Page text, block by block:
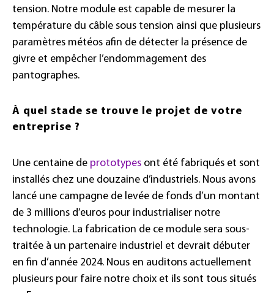
tension. Notre module est capable de mesurer la
température du câble sous tension ainsi que plusieurs
paramètres météos afin de détecter la présence de
givre et empêcher l’endommagement des
pantographes.
À quel stade se trouve le projet de votre
entreprise ?
Une centaine de prototypes ont été fabriqués et sont
installés chez une douzaine d’industriels. Nous avons
lancé une campagne de levée de fonds d’un montant
de 3 millions d’euros pour industrialiser notre
technologie. La fabrication de ce module sera sous-
traitée à un partenaire industriel et devrait débuter
en fin d’année 2024. Nous en auditons actuellement
plusieurs pour faire notre choix et ils sont tous situés